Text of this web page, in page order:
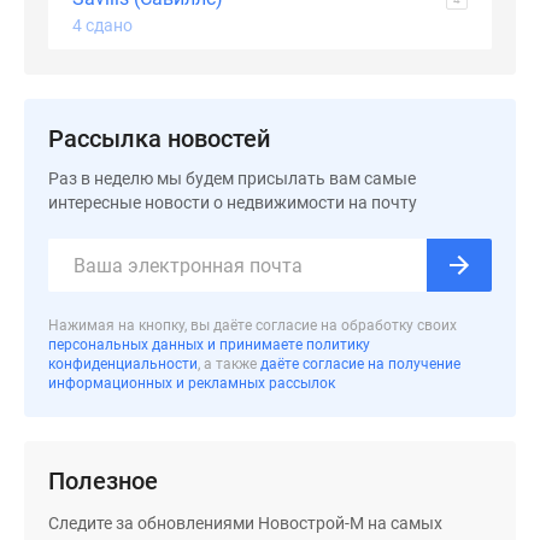
поселки
Новой
коттеджные
Строящиеся
коттеджные
поселки
4 сдано
Рассылка новостей
Раз в неделю мы будем присылать вам самые
интересные новости о недвижимости на почту
Нажимая на кнопку, вы даёте согласие на обработку своих
персональных данных и принимаете политику
конфиденциальности, а также даёте согласие на получение
информационных и рекламных рассылок
Полезное
Следите за обновлениями Новострой-М на самых